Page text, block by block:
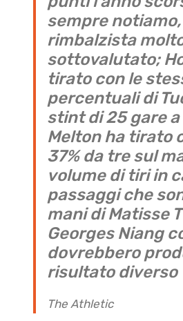
sempre
rimbalzista
sottovalutato;
tirato con le
percentuali di
stint di 25 gare a
Melton ha tirato
37% da tre sul
volume di tiri in
passaggi che
mani di Matisse
Georges Niang
dovrebbero
risultato diverso
The Athletic